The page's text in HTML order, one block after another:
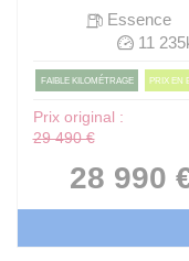
Essence
11
FAIBLE KILOMÉTRAGE PRIX EN
Prix original :
29 490 €
28 990